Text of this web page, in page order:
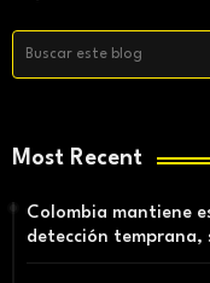
Most Recent
Colombia mantiene
detección temprana,